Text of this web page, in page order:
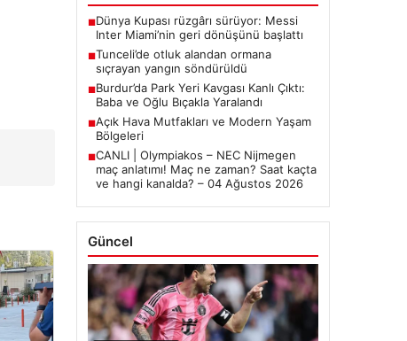
■Dünya Kupası rüzgârı sürüyor: Messi
Inter Miami’nin geri dönüşünü başlattı
■Tunceli’de otluk alandan ormana
sıçrayan yangın söndürüldü
■Burdur’da Park Yeri Kavgası Kanlı Çıktı:
Baba ve Oğlu Bıçakla Yaralandı
■Açık Hava Mutfakları ve Modern Yaşam
Bölgeleri
■CANLI | Olympiakos – NEC Nijmegen
maç anlatımı! Maç ne zaman? Saat kaçta
ve hangi kanalda? – 04 Ağustos 2026
Güncel